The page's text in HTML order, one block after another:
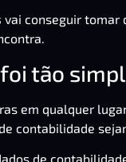
vai conseguir tomar
tão
em qualquer
contabilidade
de